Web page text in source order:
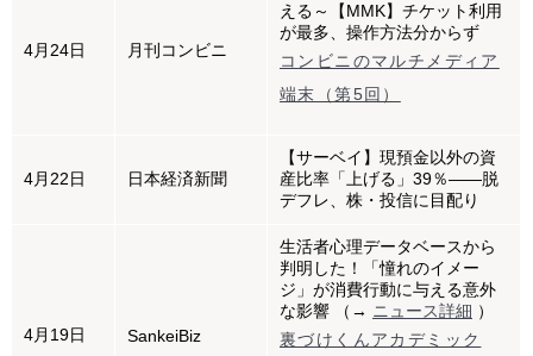
4月24日 月刊コンビニ
える～【MMK】チケット利用
が最多、操作方法分からず
コンビニのマルチメディア
端末（第5回）
4月22日 日本経済新聞
【サーベイ】現預金以外の資
産比率「上げる」39％――脱
デフレ、株・投信に目配り
4月19日 SankeiBiz
生活者心理データベースから
判明した！「憧れのイメー
ジ」が消費行動に与える意外
な影響 （→ ニュース詳細 ）
裏づけくんアカデミック